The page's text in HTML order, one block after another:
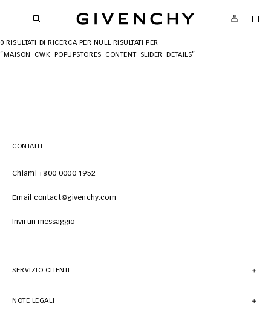
Givenchy
0 RISULTATI DI RICERCA PER
NULL RISULTATI PER
“MAISON_CWK_POPUPSTORES_CONTENT_SLIDER_DETAILS”
CONTATTI
Chiami +800 0000 1952
Email contact@givenchy.com
Invii un messaggio
SERVIZIO CLIENTI
NOTE LEGALI